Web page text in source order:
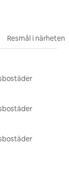
Resmål i närheten